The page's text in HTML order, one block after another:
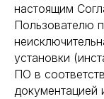
настоящим
Пользователю
установки
ПО в
документацией